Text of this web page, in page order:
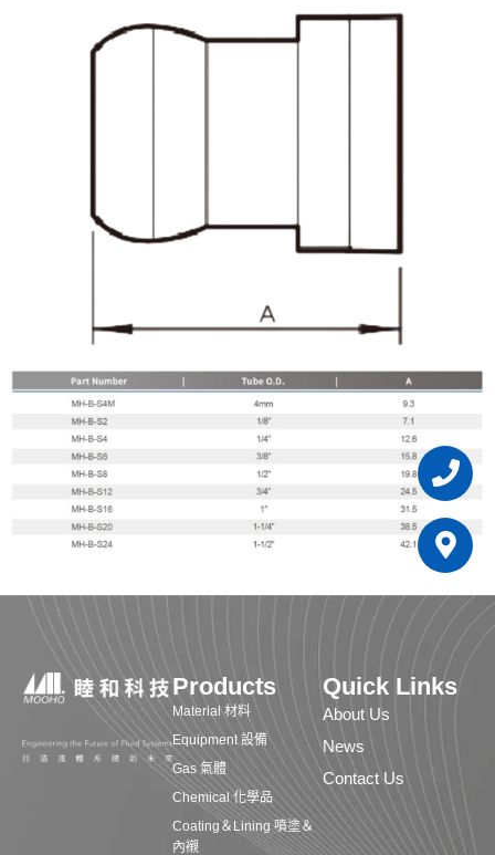
alt
Products
Material 材料
Equipment 設備
Gas 氣體
Chemical 化學品
Coating＆Lining 噴塗＆
內襯
Quick Links
About Us
News
Contact Us